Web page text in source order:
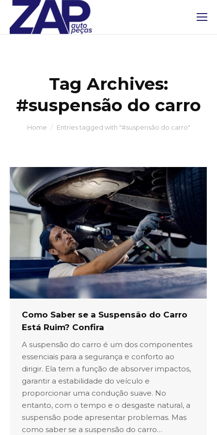
Tag Archives:
#suspensão do carro
You are here:
Home Entries tagged with "#suspensão do carro"
Como Saber se a Suspensão do Carro
Está Ruim? Confira
A suspensão do carro é um dos componentes
essenciais para a segurança e conforto ao
dirigir. Ela tem a função de absorver impactos,
garantir a estabilidade do veículo e
proporcionar uma condução suave. No
entanto, com o tempo e o desgaste natural, a
suspensão pode apresentar problemas. Mas
como saber se a suspensão do carro…